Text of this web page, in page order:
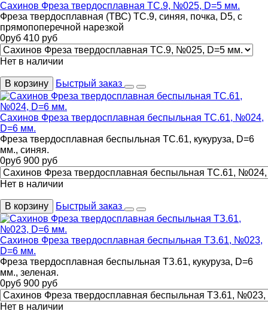
Сахинов Фреза твердосплавная ТС.9, №025, D=5 мм.
Фреза твердосплавная (ТВС) ТС.9, синяя, почка, D5, с
прямопоперечной нарезкой
0руб 410 руб
Нет в наличии
В корзину Быстрый заказ
Сахинов Фреза твердосплавная беспыльная ТС.61, №024,
D=6 мм.
Фреза твердосплавная беспыльная ТС.61, кукуруза, D=6
мм., синяя.
0руб 900 руб
Нет в наличии
В корзину Быстрый заказ
Сахинов Фреза твердосплавная беспыльная ТЗ.61, №023,
D=6 мм.
Фреза твердосплавная беспыльная ТЗ.61, кукуруза, D=6
мм., зеленая.
0руб 900 руб
Нет в наличии